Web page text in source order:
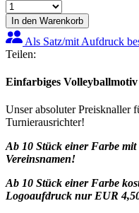
In den Warenkorb
Als Satz/mit Aufdruck
Teilen:
Einfarbiges
Unser absoluter Preisknaller
Turnierausrichter!
Ab 10 Stück einer Farbe mit
Vereinsnamen!
Ab 10 Stück einer Farbe
Logoaufdruck nur EUR